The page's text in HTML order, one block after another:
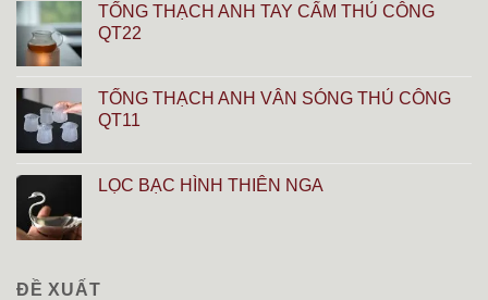
TỐNG THẠCH ANH TAY CẨM THỦ CÔNG
QT22
TỐNG THẠCH ANH VÂN SÓNG THỦ CÔNG
QT11
LỌC BẠC HÌNH THIÊN NGA
ĐỀ XUẤT